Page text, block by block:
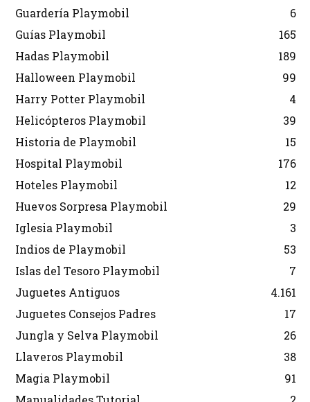
Guardería Playmobil
6
Guías Playmobil
165
Hadas Playmobil
189
Halloween Playmobil
99
Harry Potter Playmobil
4
Helicópteros Playmobil
39
Historia de Playmobil
15
Hospital Playmobil
176
Hoteles Playmobil
12
Huevos Sorpresa Playmobil
29
Iglesia Playmobil
3
Indios de Playmobil
53
Islas del Tesoro Playmobil
7
Juguetes Antiguos
4.161
Juguetes Consejos Padres
17
Jungla y Selva Playmobil
26
Llaveros Playmobil
38
Magia Playmobil
91